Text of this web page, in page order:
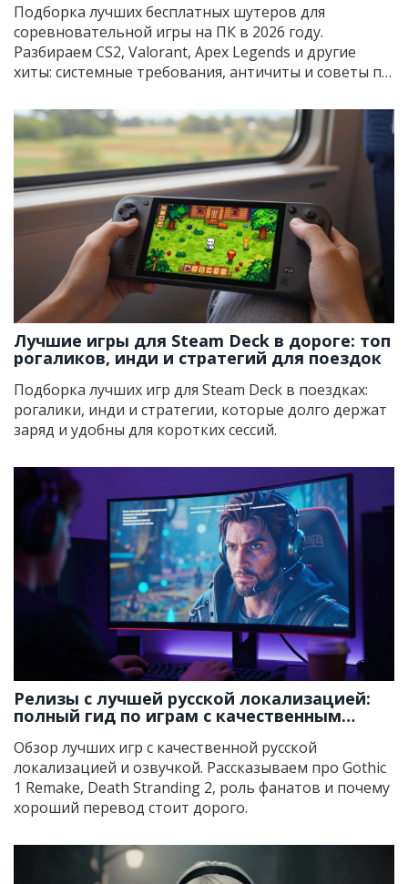
Подборка лучших бесплатных шутеров для
соревновательной игры на ПК в 2026 году.
Разбираем CS2, Valorant, Apex Legends и другие
хиты: системные требования, античиты и советы по
Лучшие игры для Steam Deck в дороге: топ
рогаликов, инди и стратегий для поездок
Подборка лучших игр для Steam Deck в поездках:
рогалики, инди и стратегии, которые долго держат
заряд и удобны для коротких сессий.
Релизы с лучшей русской локализацией:
полный гид по играм с качественным
Обзор лучших игр с качественной русской
локализацией и озвучкой. Рассказываем про Gothic
1 Remake, Death Stranding 2, роль фанатов и почему
хороший перевод стоит дорого.